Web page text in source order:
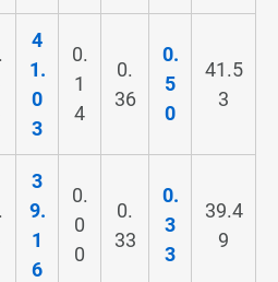
4
1.
0
3
0.
1
4
0.
36
0.
5
0
41.5
3
3
9.
1
6
0.
0
0
0.
33
0.
3
3
39.4
9